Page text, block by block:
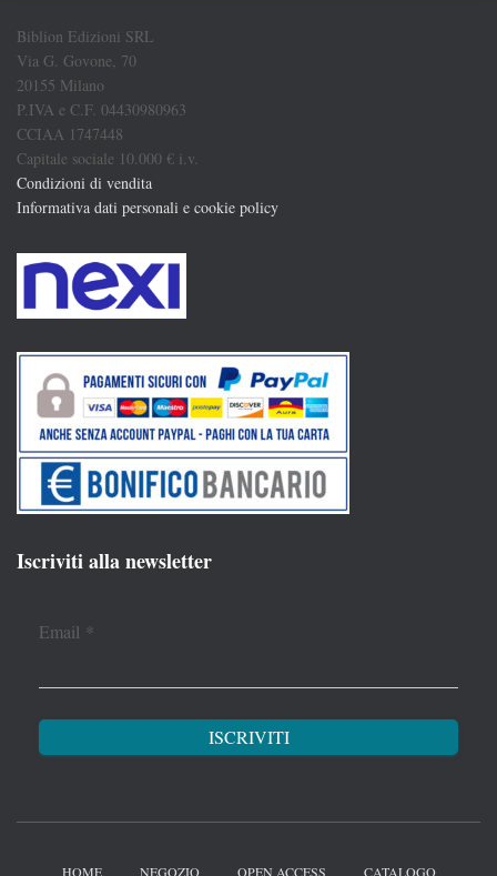
Biblion Edizioni SRL
Via G. Govone, 70
20155 Milano
P.IVA e C.F. 04430980963
CCIAA 1747448
Capitale sociale 10.000 € i.v.
Condizioni di vendita
Informativa dati personali e cookie policy
Iscriviti alla newsletter
Email *
HOME NEGOZIO OPEN ACCESS CATALOGO